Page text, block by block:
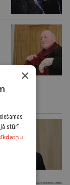
×
stūrī